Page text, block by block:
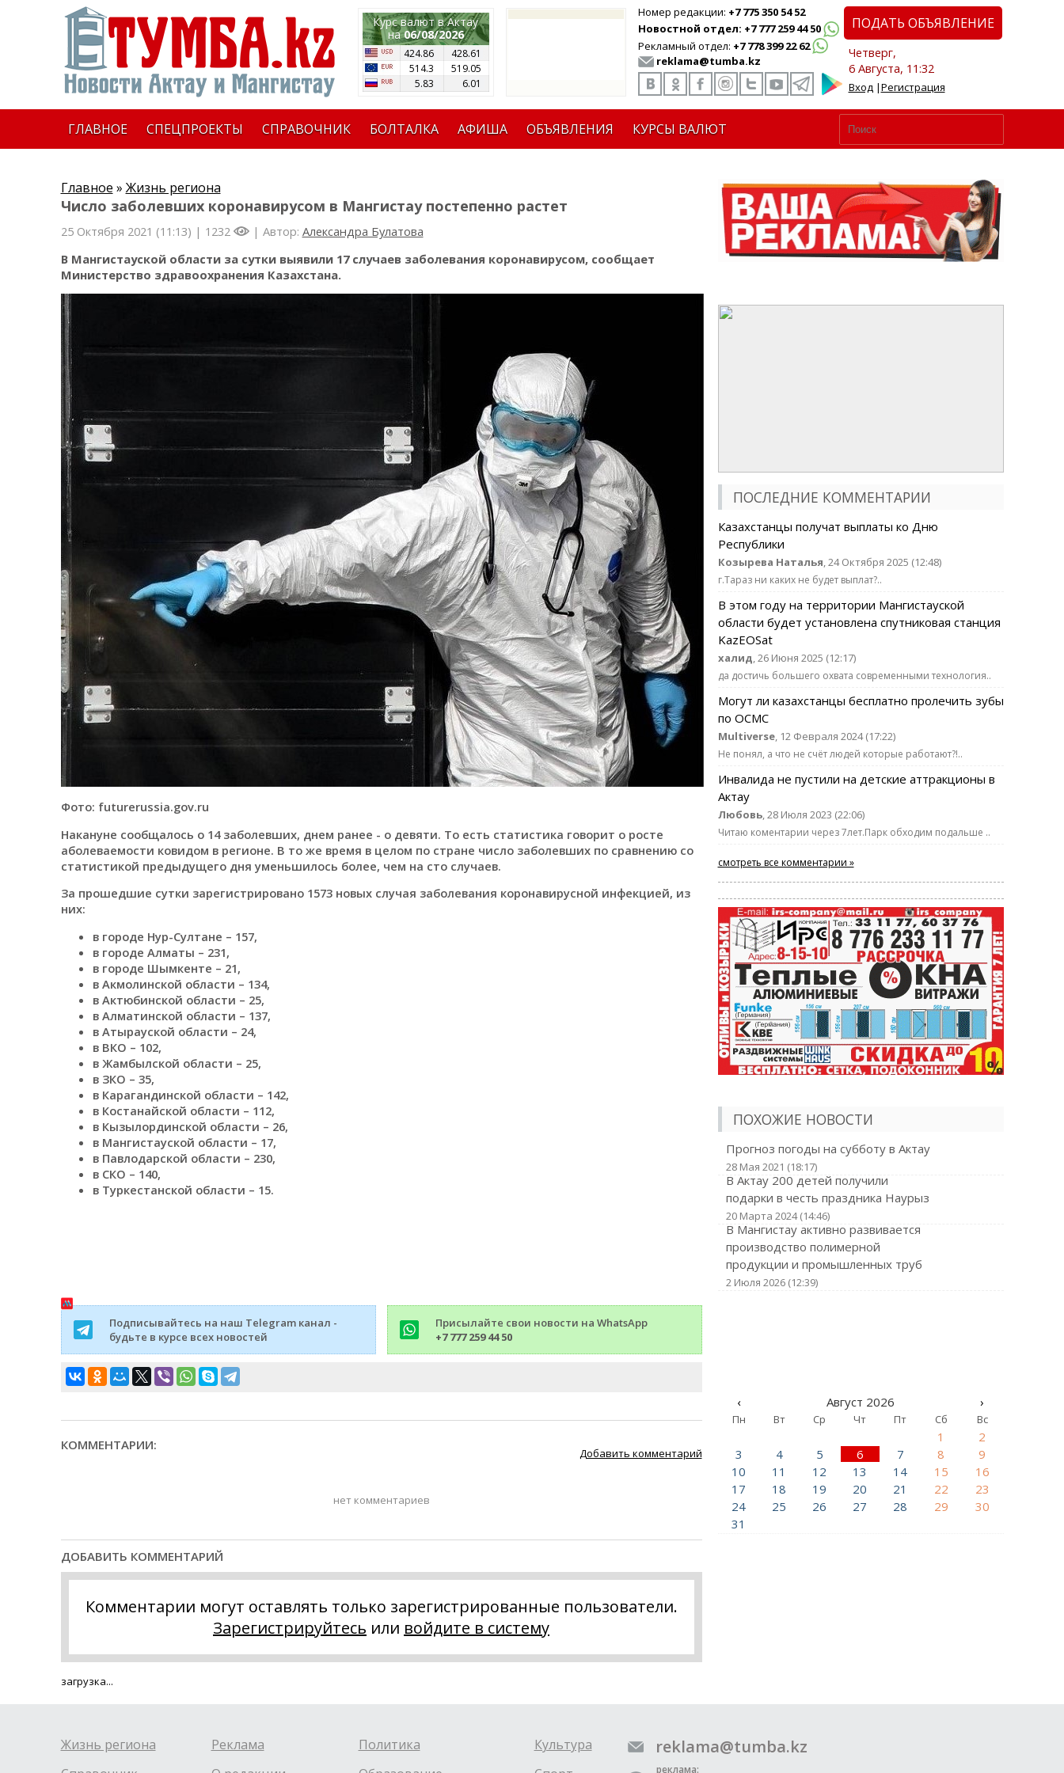
Курс валют в Актау
на06/08/2026
424.86
428.61
514.3
519.05
5.83
6.01
Номер редакции: +7 775 350 54 52
Новостной отдел: +7 777 259 44 50
Рекламный отдел: +7 778 399 22 62
reklama@tumba.kz
ПОДАТЬ ОБЪЯВЛЕНИЕ
Четверг,
6 Августа, 11:32
Вход|Регистрация
ГЛАВНОЕ СПЕЦПРОЕКТЫ СПРАВОЧНИК БОЛТАЛКА АФИША ОБЪЯВЛЕНИЯ КУРСЫ ВАЛЮТ
Главное » Жизнь региона
Число заболевших коронавирусом в Мангистау постепенно растет
25 Октября 2021 (11:13) | 1232 | Автор: Александра Булатова
В Мангистауской области за сутки выявили 17 случаев заболевания коронавирусом, сообщает
Министерство здравоохранения Казахстана.
Фото: futurerussia.gov.ru
Накануне сообщалось о 14 заболевших, днем ранее - о девяти. То есть статистика говорит о росте
аболеваемости ковидом в регионе. В то же время в целом по стране число заболевших по сравнению со
статистикой предыдущего дня уменьшилось более, чем на сто случаев.
За прошедшие сутки зарегистрировано 1573 новых случая заболевания коронавирусной инфекцией, из
них:⠀
в городе Нур-Султане – 157,
в городе Алматы – 231,
в городе Шымкенте – 21,
в Акмолинской области – 134,
в Актюбинской области – 25,
в Алматинской области – 137,
в Атырауской области – 24,
в ВКО – 102,
в Жамбылской области – 25,
в ЗКО – 35,
в Карагандинской области – 142,
в Костанайской области – 112,
в Кызылординской области – 26,
в Мангистауской области – 17,
в Павлодарской области – 230,
в СКО – 140,
в Туркестанской области – 15.
Подписывайтесь на наш Telegram канал -
будьте в курсе всех новостей
Присылайте свои новости на WhatsApp
+7 777 259 44 50
КОММЕНТАРИИ:
Добавить комментарий
нет комментариев
ДОБАВИТЬ КОММЕНТАРИЙ
Комментарии могут оставлять только зарегистрированные пользователи.
Зарегистрируйтесь или войдите в систему
загрузка...
ПОСЛЕДНИЕ КОММЕНТАРИИ
Казахстанцы получат выплаты ко Дню
Республики
Козырева Наталья, 24 Октября 2025 (12:48)
г.Тараз ни каких не будет выплат?..
В этом году на территории Мангистауской
области будет установлена спутниковая станция
KazEOSat
халид, 26 Июня 2025 (12:17)
да достичь большего охвата современными технология..
Могут ли казахстанцы бесплатно пролечить зубы
по ОСМС
Multiverse, 12 Февраля 2024 (17:22)
Не понял, а что не счёт людей которые работают?!..
Инвалида не пустили на детские аттракционы в
Актау
Любовь, 28 Июля 2023 (22:06)
Читаю коментарии через 7лет.Парк обходим подальше ..
смотреть все комментарии »
ПОХОЖИЕ НОВОСТИ
Прогноз погоды на субботу в Актау
28 Мая 2021 (18:17)
В Актау 200 детей получили
подарки в честь праздника Наурыз
20 Марта 2024 (14:46)
В Мангистау активно развивается
производство полимерной
продукции и промышленных труб
2 Июля 2026 (12:39)
‹ Август 2026 ›
Пн Вт Ср Чт Пт Сб Вс
1
2
3
4 5 6 7 8
9
10
11 12 13 14 15
16
17
18 19 20 21 22
23
24
25 26 27 28 29
30
31
Жизнь региона
Реклама
Политика
Культура
reklama@tumba.kz
реклама: